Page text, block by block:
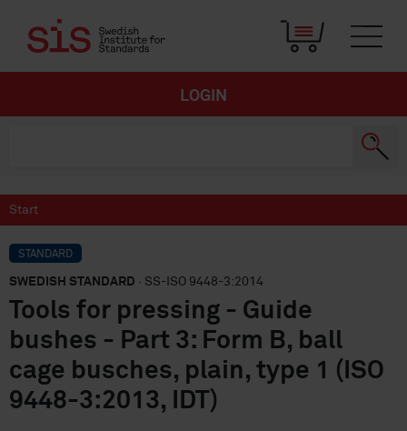
LOGIN
Start
STANDARD
SWEDISH STANDARD · SS-ISO 9448-3:2014
Tools for pressing - Guide
bushes - Part 3: Form B, ball
cage busches, plain, type 1 (ISO
9448-3:2013, IDT)